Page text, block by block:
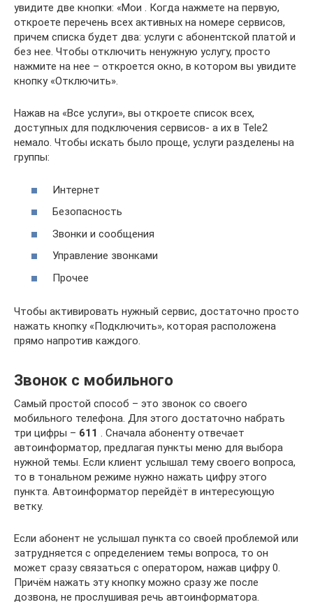
увидите две кнопки: «Мои . Когда нажмете на первую,
откроете перечень всех активных на номере сервисов,
причем списка будет два: услуги с абонентской платой и
без нее. Чтобы отключить ненужную услугу, просто
нажмите на нее – откроется окно, в котором вы увидите
кнопку «Отключить».
Нажав на «Все услуги», вы откроете список всех,
доступных для подключения сервисов- а их в Tele2
немало. Чтобы искать было проще, услуги разделены на
группы:
Интернет
Безопасность
Звонки и сообщения
Управление звонками
Прочее
Чтобы активировать нужный сервис, достаточно просто
нажать кнопку «Подключить», которая расположена
прямо напротив каждого.
Звонок с мобильного
Самый простой способ – это звонок со своего
мобильного телефона. Для этого достаточно набрать
три цифры – 611
. Сначала абоненту отвечает
автоинформатор, предлагая пункты меню для выбора
нужной темы. Если клиент услышал тему своего вопроса,
то в тональном режиме нужно нажать цифру этого
пункта. Автоинформатор перейдёт в интересующую
ветку.
Если абонент не услышал пункта со своей проблемой или
затрудняется с определением темы вопроса, то он
может сразу связаться с оператором, нажав цифру 0.
Причём нажать эту кнопку можно сразу же после
дозвона, не прослушивая речь автоинформатора.